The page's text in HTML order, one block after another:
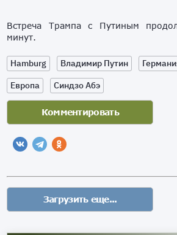
Встреча Трампа с Путиным
минут.
Hamburg Владимир Путин
Европа
Синдзо Абэ